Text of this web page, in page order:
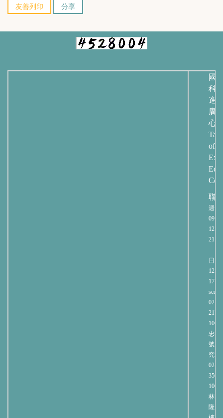
友善列印 分享
國
科
進
廣
心
of
聯
週一
21:00
日
17:00
02-
2171
忠孝
號
究大
02-
3508
林森
隆玉